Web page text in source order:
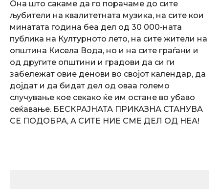
Она што сакаме да го порачаме до сите
љубители на квалитетната музика, на сите кои
минатата година беа дел од 30 000-ната
публика на Културното лето, на сите жители на
општина Кисела Вода, но и на сите граѓани и
од другите општини и градови да си ги
забележат овие денови во својот календар, да
дојдат и да бидат дел од оваа големо
случување кое секако ќе им остане во убаво
сеќавање. БЕСКРАЈНАТА ПРИКАЗНА СТАНУВА
СЕ ПОДОБРА, А СИТЕ НИЕ СМЕ ДЕЛ ОД НЕА!